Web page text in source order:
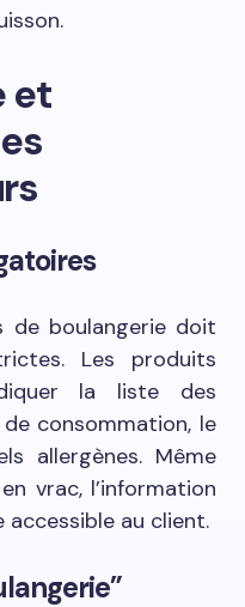
et
de boulangerie doit
Les produits
la liste des
consommation, le
allergènes. Même
vrac, l’information
au client.